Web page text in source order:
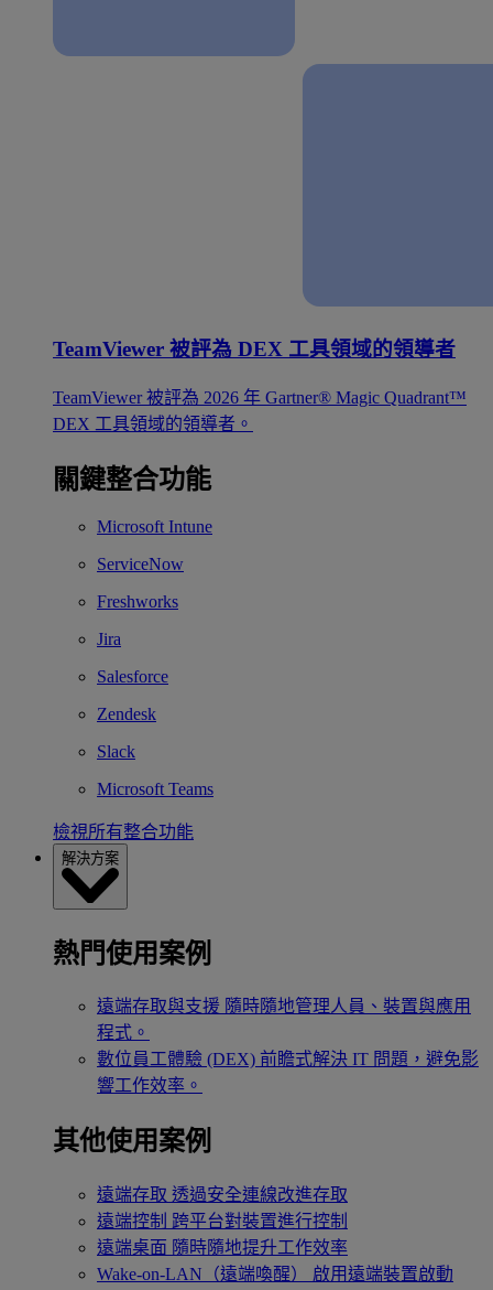
TeamViewer 被評為 DEX 工具領域的領導者
TeamViewer 被評為 2026 年 Gartner® Magic Quadrant™
DEX 工具領域的領導者。
關鍵整合功能
Microsoft Intune
ServiceNow
Freshworks
Jira
Salesforce
Zendesk
Slack
Microsoft Teams
檢視所有整合功能
解決方案
熱門使用案例
遠端存取與支援 隨時隨地管理人員、裝置與應用
程式。
數位員工體驗 (DEX) 前瞻式解決 IT 問題，避免影
響工作效率。
其他使用案例
遠端存取 透過安全連線改進存取
遠端控制 跨平台對裝置進行控制
遠端桌面 隨時隨地提升工作效率
Wake-on-LAN（遠端喚醒）
啟用遠端裝置啟動